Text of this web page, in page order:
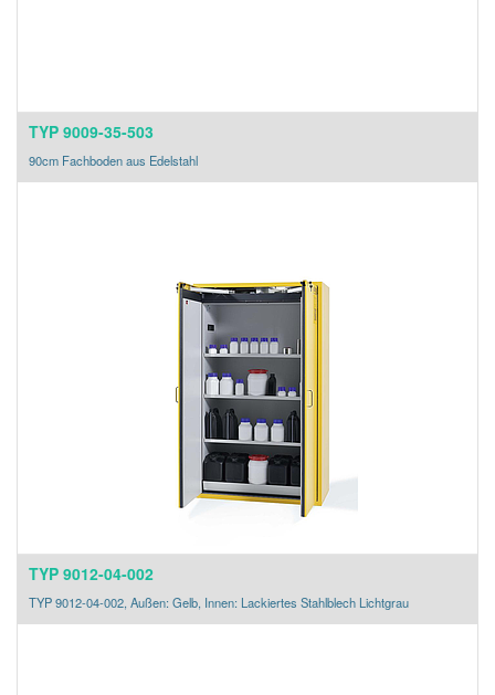
TYP 9009-35-503
90cm Fachboden aus Edelstahl
TYP 9012-04-002
TYP 9012-04-002, Außen: Gelb, Innen: Lackiertes Stahlblech Lichtgrau